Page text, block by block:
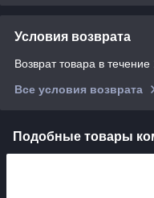
Условия возврата
Возврат товара в
Все условия возврата
Подобные товары